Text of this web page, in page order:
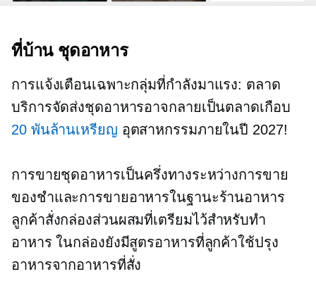
ที่บ้านชุดอาหาร
การแจ้งเตือนเฉพาะกลุ่มที่กำลังมาแรง: ตลาด
บริการจัดส่งชุดอาหารอาจกลายเป็นตลาดเกือบ
20 พันล้านเหรียญ อุตสาหกรรมภายในปี 2027!
การขายชุดอาหารเป็นครึ่งทางระหว่างการขาย
ของชำและการขายอาหารในฐานะร้านอาหาร
ลูกค้าสั่งกล่องส่วนผสมที่เตรียมไว้สำหรับทำ
อาหาร ในกล่องยังมีสูตรอาหารที่ลูกค้าใช้ปรุง
อาหารจากอาหารที่สั่ง